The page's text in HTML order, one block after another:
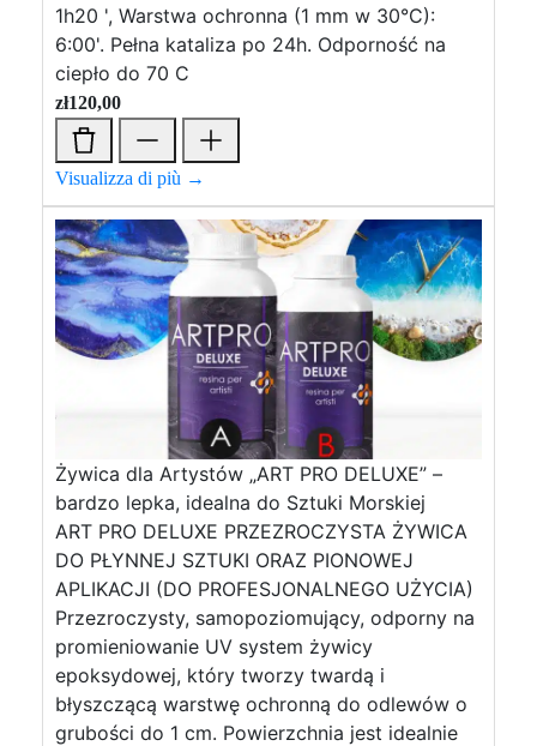
1h20 ', Warstwa ochronna (1 mm w 30°C):
6:00'. Pełna kataliza po 24h. Odporność na
ciepło do 70 C
zł120,00
Visualizza di più →
Żywica dla Artystów „ART PRO DELUXE” –
bardzo lepka, idealna do Sztuki Morskiej
ART PRO DELUXE PRZEZROCZYSTA ŻYWICA
DO PŁYNNEJ SZTUKI ORAZ PIONOWEJ
APLIKACJI (DO PROFESJONALNEGO UŻYCIA)
Przezroczysty, samopoziomujący, odporny na
promieniowanie UV system żywicy
epoksydowej, który tworzy twardą i
błyszczącą warstwę ochronną do odlewów o
grubości do 1 cm. Powierzchnia jest idealnie